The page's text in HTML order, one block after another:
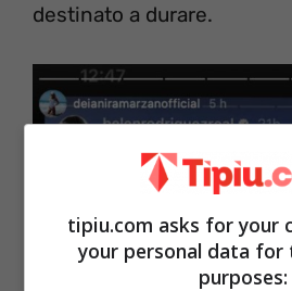
destinato a durare.
tipiu.com asks for your
your personal data for
purposes: